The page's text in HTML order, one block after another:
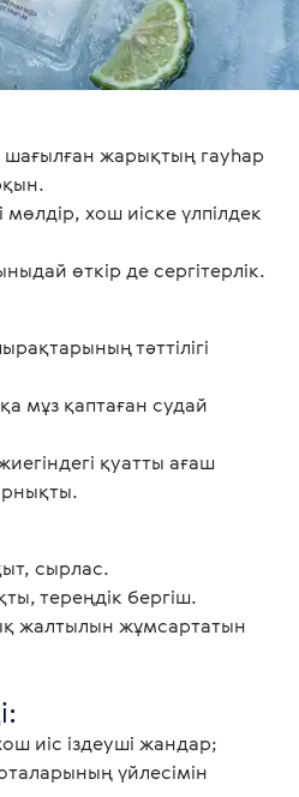
шағылған жарықтың гауһар
хош иіске үлпілдек
өткір де сергітерлік.
тәттілігі
мұз қаптаған судай
қуатты ағаш
сырлас.
тереңдік бергіш.
жалтылын жұмсартатын
иіс іздеуші жандар;
үйлесімін